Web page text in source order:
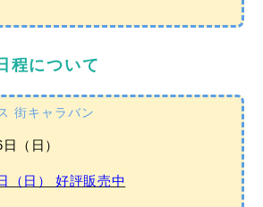
程について
街キャラバン
（日）
日） 好評販売中